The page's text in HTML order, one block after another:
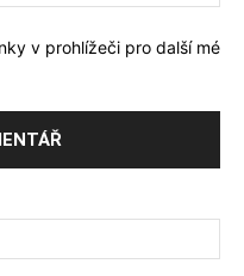
v prohlížeči pro další mé